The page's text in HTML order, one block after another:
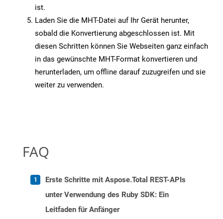
ist.
Laden Sie die MHT-Datei auf Ihr Gerät herunter,
sobald die Konvertierung abgeschlossen ist. Mit
diesen Schritten können Sie Webseiten ganz einfach
in das gewünschte MHT-Format konvertieren und
herunterladen, um offline darauf zuzugreifen und sie
weiter zu verwenden.
FAQ
Erste Schritte mit Aspose.Total REST-APIs
unter Verwendung des Ruby SDK: Ein
Leitfaden für Anfänger